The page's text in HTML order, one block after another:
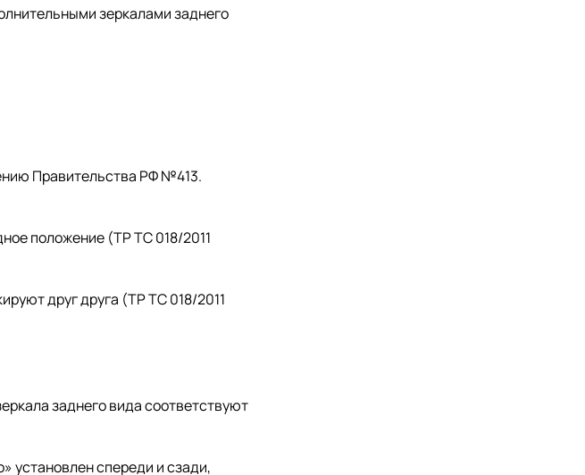
зеркалами заднего
Правительства РФ №413.
положение (ТР ТС 018/2011
друг друга (ТР ТС 018/2011
заднего вида соответствуют
установлен спереди и сзади,